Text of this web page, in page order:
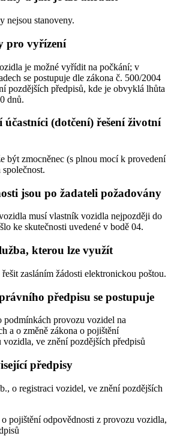
nejsou stanoveny.
pro vyřízení
je možné vyřídit na počkání; v
se postupuje dle zákona č. 500/2004
pozdějších předpisů, kde je obvyklá lhůta
dnů.
(dotčení) řešení životní
být zmocněnec (s plnou mocí k provedení
jsou po žadateli požadovány
musí vlastník vozidla nejpozději do
ke skutečnosti uvedené v bodě 04.
kterou lze využít
zasláním žádosti elektronickou poštou.
předpisu se postupuje
podmínkách provozu vozidel na
a o změně zákona o pojištění
ve znění pozdějších předpisů
předpisy
o registraci vozidel, ve znění pozdějších
pojištění odpovědnosti z provozu vozidla,